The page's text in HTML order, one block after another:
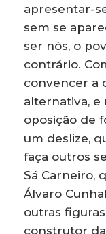
apresentar-
sem se
ser nós, o
contrário.
convencer a
alternativa, e
oposição de
um deslize,
faça outros
Sá Carneiro,
Álvaro
outras
construtor